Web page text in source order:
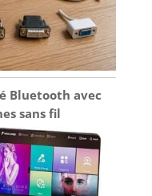
Bluetooth avec
sans fil